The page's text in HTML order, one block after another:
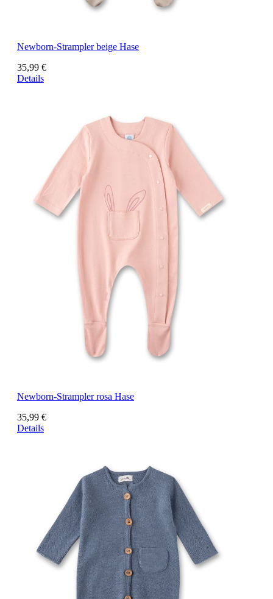
Newborn-Strampler beige Hase
35,99 €
Details
Newborn-Strampler rosa Hase
35,99 €
Details